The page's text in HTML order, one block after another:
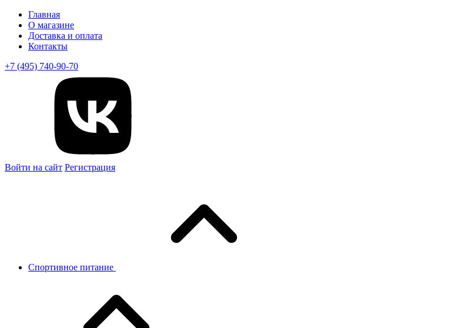
Главная
О магазине
Доставка и оплата
Контакты
+7 (495) 740-90-70
Войти на сайт Регистрация
Спортивное питание